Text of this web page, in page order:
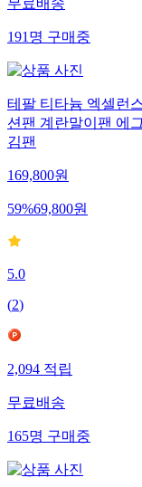
무료배송
191명구매중
테팔 티타늄 엑셀런
션팬 계란말이팬 에
김팬
169,800원
59%69,800원
5.0
(2)
2,094적립
무료배송
165명구매중